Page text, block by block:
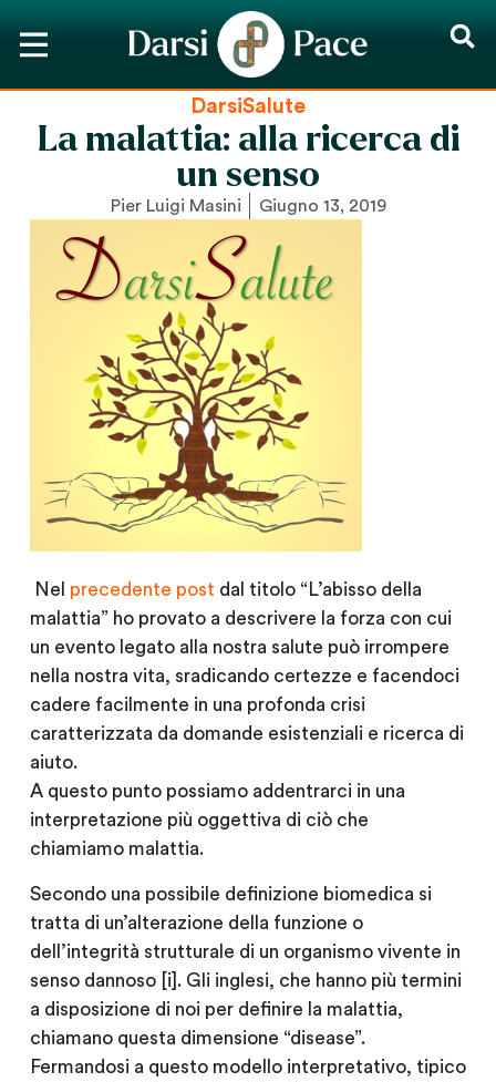
DarsiSalute
La malattia: alla ricerca di
un senso
Pier Luigi Masini Giugno 13, 2019
Nel precedente post dal titolo “L’abisso della
malattia” ho provato a descrivere la forza con cui
un evento legato alla nostra salute può irrompere
nella nostra vita, sradicando certezze e facendoci
cadere facilmente in una profonda crisi
caratterizzata da domande esistenziali e ricerca di
aiuto.
A questo punto possiamo addentrarci in una
interpretazione più oggettiva di ciò che
chiamiamo malattia.
Secondo una possibile definizione biomedica si
tratta di un’alterazione della funzione o
dell’integrità strutturale di un organismo vivente in
senso dannoso [i]. Gli inglesi, che hanno più termini
a disposizione di noi per definire la malattia,
chiamano questa dimensione “disease”.
Fermandosi a questo modello interpretativo, tipico